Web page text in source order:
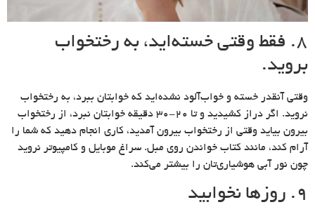
8. فقط وقتی خسته‌اید، به رختخواب
بروید.
وقتی آنقدر خسته و خواب‌آلود نشده‌اید که خوابتان ببرد، به رختخواب
نروید. اگر دراز کشیدید و تا ۲۰-۳۰ دقیقه خوابتان نبرد، از رختخواب
بیرون بیاید وقتی از رختخواب بیرون آمدید، کاری انجام دهید که شما را
آرام کند، مانند کتاب خواندن روی مبل. سراغ موبایل و کامپیوتر نروید
چون نور آبی هوشیاری‌تان را بیشتر می‌کند.
9. روزها نخوابید